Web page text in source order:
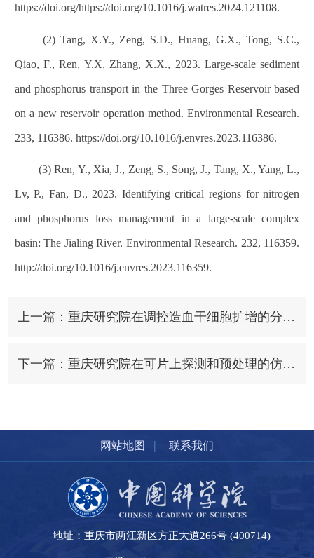
https://doi.org/https://doi.org/10.1016/j.watres.2024.121108.
(2) Tang, X.Y., Zeng, S.D., Huang, G.X., Tong, S.C.,
Qiao, F., Ren, Y.X, Zhang, X.X., 2023. Large-scale sediment
and phosphorus transport in the Three Gorges Reservoir based
on a new reservoir operation method. Environmental Research.
233, 116386. https://doi.org/10.1016/j.envres.2023.116386.
(3) Ren, Y., Xia, J., Zeng, S., Song, J., Tang, X., Yang, L.,
Lv, P., Fan, D., 2023. Identifying critical regions for nitrogen
and phosphorus loss management in a large-scale complex
basin: The Jialing River. Environmental Research. 232, 116359.
http://doi.org/10.1016/j.envres.2023.116359.
上一篇：重庆研究院在调控造血干细胞扩增的分子机制研究中取得重要进展
下一篇：重庆研究院在可片上探测和预处理的仿生视听光电探测器研究上取得进展
网站地图 | 联系我们
地址：重庆市两江新区方正大道266号 (400714)